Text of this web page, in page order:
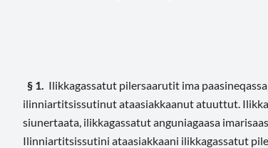
§ 1.
Ilikkagassatut pilersaarutit ima
ilinniartitsissutinut ataasiakkaanut atuuttut.
siunertaata, ilikkagassatut anguniagaasa
Ilinniartitsissutini ataasiakkaani ilikkagassatut